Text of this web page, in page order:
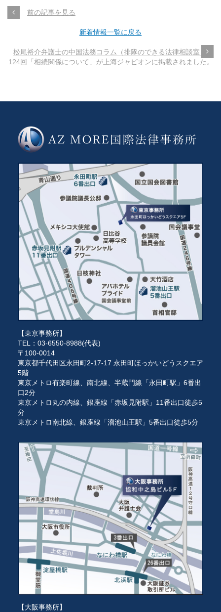
前の記事を見る
新着情報一覧に戻る
松尾裕介弁護士の中国法務コラム（排隊のできる法律相談室～第
124回「相続関係について」が上海ジャピオンに掲載されました。
【東京事務所】
TEL：03-6550-8988(代表)
〒100-0014
東京都千代田区永田町2-17-17 永田町ほっかいどうスクエア
5階
東京メトロ有楽町線、南北線、半蔵門線「永田町駅」6番出
口2分
東京メトロ丸の内線、銀座線「赤坂見附駅」11番出口徒歩5
分
東京メトロ南北線、銀座線「溜池山王駅」5番出口徒歩5分
【大阪事務所】